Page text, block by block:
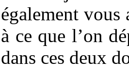
également vous
à ce que l’on
dans ces deux